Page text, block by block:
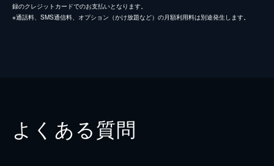
録のクレジットカードでのお支払いとなります。
※通話料、SMS通信料、オプション（かけ放題など）の月額利用料は別途発生します。
よくある質問